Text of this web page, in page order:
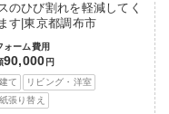
のひび割れを軽減してく
す|東京都調布市
ォーム費用
90,000 円
て
リビング・洋室
張り替え